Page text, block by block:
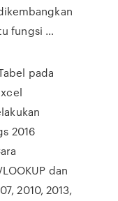
fungsi …
pada
2016
dan
2010, 2013,